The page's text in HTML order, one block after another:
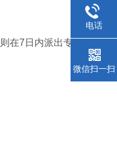
在7日内派出专
电话
微信扫一扫